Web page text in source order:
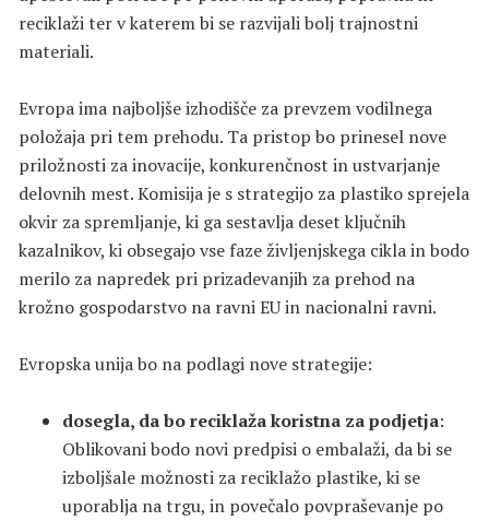
reciklaži ter v katerem bi se razvijali bolj trajnostni
materiali.
Evropa ima najboljše izhodišče za prevzem vodilnega
položaja pri tem prehodu. Ta pristop bo prinesel nove
priložnosti za inovacije, konkurenčnost in ustvarjanje
delovnih mest. Komisija je s strategijo za plastiko sprejela
okvir za spremljanje, ki ga sestavlja deset ključnih
kazalnikov, ki obsegajo vse faze življenjskega cikla in bodo
merilo za napredek pri prizadevanjih za prehod na
krožno gospodarstvo na ravni EU in nacionalni ravni.
Evropska unija bo na podlagi nove strategije:
dosegla, da bo reciklaža koristna za podjetja:
Oblikovani bodo novi predpisi o embalaži, da bi se
izboljšale možnosti za reciklažo plastike, ki se
uporablja na trgu, in povečalo povpraševanje po